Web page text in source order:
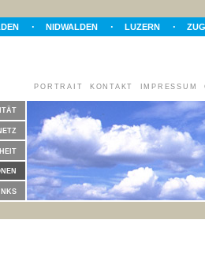
NIDWALDEN LUZERN
PORTRAIT KONTAKT IMPRESSUM